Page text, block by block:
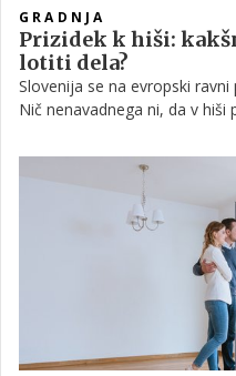
GRADNJA
Prizidek k hiši:
lotiti dela?
Slovenija se na evropski
Nič nenavadnega ni, da v
veste, kako je z različnimi
zamisli kmalu pripeljejo do
je bil v osnovi prilagojen
kmalu postane premajhna,
zasnovane in preveč
morebiti želimo dodati sobo
enostavno razgibati tloris.
osnovni tloris hiše s prizidkom.